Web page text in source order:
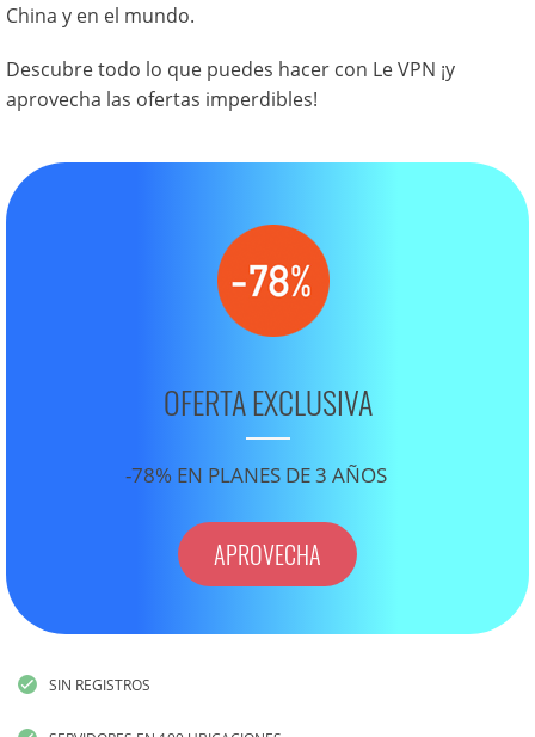
China y en el mundo.
Descubre todo lo que puedes hacer con Le VPN ¡y
aprovecha las ofertas imperdibles!
OFERTA EXCLUSIVA
-78% EN PLANES DE 3 AÑOS
APROVECHA
SIN REGISTROS